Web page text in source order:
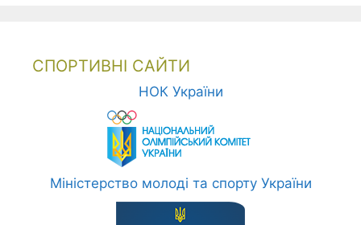
СПОРТИВНІ САЙТИ
НОК України
Міністерство молоді та спорту України